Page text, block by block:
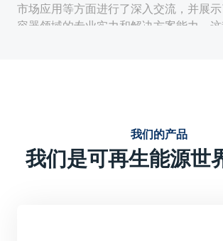
市场应用等方面进行了深入交流，并展
容器领域的专业实力和解决方案能力。
电气特性稳定、使用寿命周期长、无极性
点。这些优势使得宸瑞科技的薄膜电容器
再生能源领域具有广泛的应用前景。
我们的产品
我们是可再生能源世